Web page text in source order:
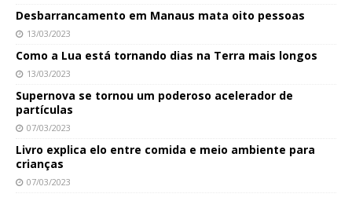
Desbarrancamento em Manaus mata oito pessoas
13/03/2023
Como a Lua está tornando dias na Terra mais longos
13/03/2023
Supernova se tornou um poderoso acelerador de
partículas
07/03/2023
Livro explica elo entre comida e meio ambiente para
crianças
07/03/2023